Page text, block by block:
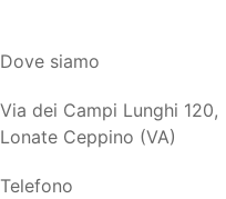
Dove siamo
Via dei Campi Lunghi 120,
Lonate Ceppino (VA)
Telefono